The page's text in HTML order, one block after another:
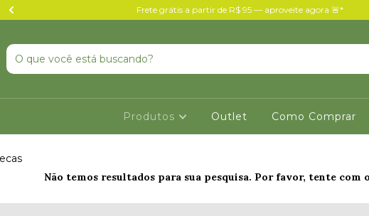
Frete grátis a partir de R$ 95 — aproveite agora 🚨*
Produtos Outlet Como Comprar
Não temos resultados para sua pesquisa. Por favor, tente com